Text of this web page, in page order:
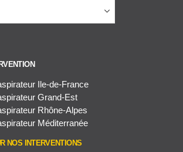
Ile-de-France
Grand-Est
Rhône-Alpes
Méditerranée
NOS INTERVENTIONS